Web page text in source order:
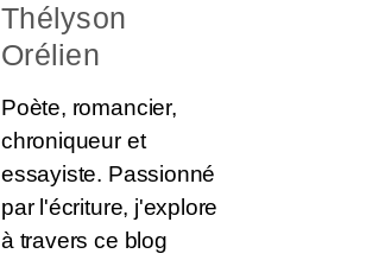
Thélyson
Orélien
Poète, romancier,
chroniqueur et
essayiste. Passionné
par l'écriture, j'explore
à travers ce blog